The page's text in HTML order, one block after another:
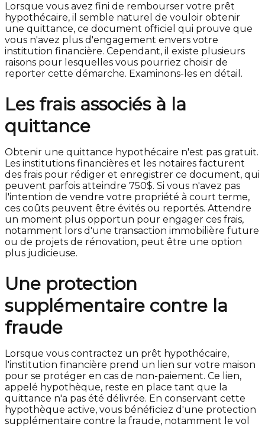
Lorsque vous avez fini de rembourser votre prêt
hypothécaire, il semble naturel de vouloir obtenir
une quittance, ce document officiel qui prouve que
vous n'avez plus d'engagement envers votre
institution financière. Cependant, il existe plusieurs
raisons pour lesquelles vous pourriez choisir de
reporter cette démarche. Examinons-les en détail.
Les frais associés à la
quittance
Obtenir une quittance hypothécaire n'est pas gratuit.
Les institutions financières et les notaires facturent
des frais pour rédiger et enregistrer ce document, qui
peuvent parfois atteindre 750$. Si vous n'avez pas
l'intention de vendre votre propriété à court terme,
ces coûts peuvent être évités ou reportés. Attendre
un moment plus opportun pour engager ces frais,
notamment lors d'une transaction immobilière future
ou de projets de rénovation, peut être une option
plus judicieuse.
Une protection
supplémentaire contre la
fraude
Lorsque vous contractez un prêt hypothécaire,
l'institution financière prend un lien sur votre maison
pour se protéger en cas de non-paiement. Ce lien,
appelé hypothèque, reste en place tant que la
quittance n'a pas été délivrée. En conservant cette
hypothèque active, vous bénéficiez d'une protection
supplémentaire contre la fraude, notamment le vol